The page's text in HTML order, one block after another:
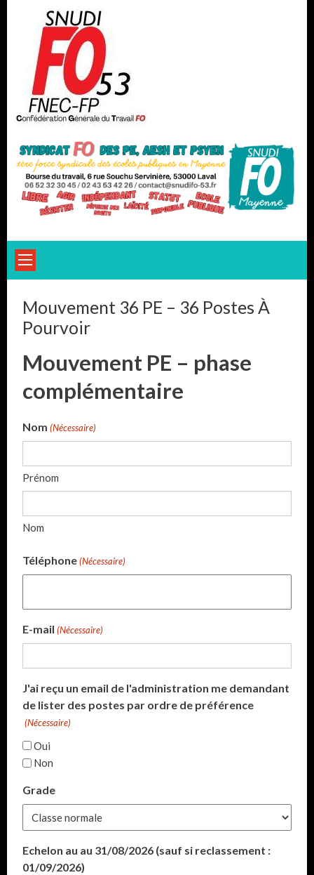
content
Mouvement 36 PE – 36 Postes À
Pourvoir
Mouvement PE – phase
complémentaire
Nom (Nécessaire)
Prénom
Nom
Téléphone (Nécessaire)
E-mail (Nécessaire)
J'ai reçu un email de l'administration me demandant
de lister des postes par ordre de préférence
(Nécessaire)
Oui
Non
Grade
Echelon au au 31/08/2026 (sauf si reclassement :
01/09/2026)